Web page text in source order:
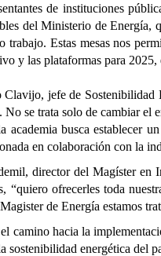
de instituciones
del Ministerio de Energía,
trabajo. Estas mesas nos
y las plataformas para
jefe de Sostenibilidad
se trata solo de cambiar el
busca establecer
en colaboración con la
director del Magíster en
“quiero ofrecerles toda
de Energía estamos
camino hacia la
sostenibilidad energética del